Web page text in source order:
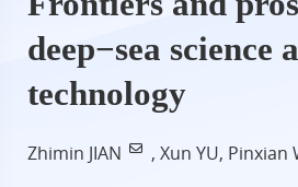
deep−sea science
technology
Zhimin JIAN , Xun YU, Pinxian